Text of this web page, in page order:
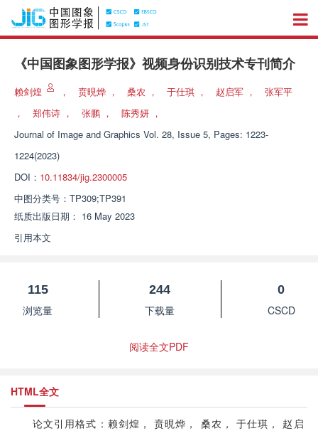
《中国图象图形学报》视频身份识别技术专刊简介
赖剑煌 ， 贲晛烨 ， 桑农 ， 于仕琪 ， 赵启军 ，
张军平
，
郑伟诗 ， 张鹏 ， 陈秀妍 ，
Journal of Image and Graphics Vol. 28, Issue 5, Pages: 1223-
1224(2023)
DOI： 10.11834/jig.2300005
中图分类号： TP309;TP391
纸质出版日期： 16 May 2023
引用本文
115
浏览量
244
下载量
0
CSCD
阅读全文PDF
HTML全文
论文引用格式：赖剑煌， 贲晛烨， 桑农， 于仕琪， 赵启